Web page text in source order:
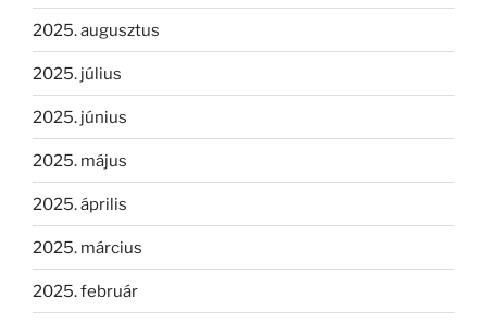
2025. augusztus
2025. július
2025. június
2025. május
2025. április
2025. március
2025. február